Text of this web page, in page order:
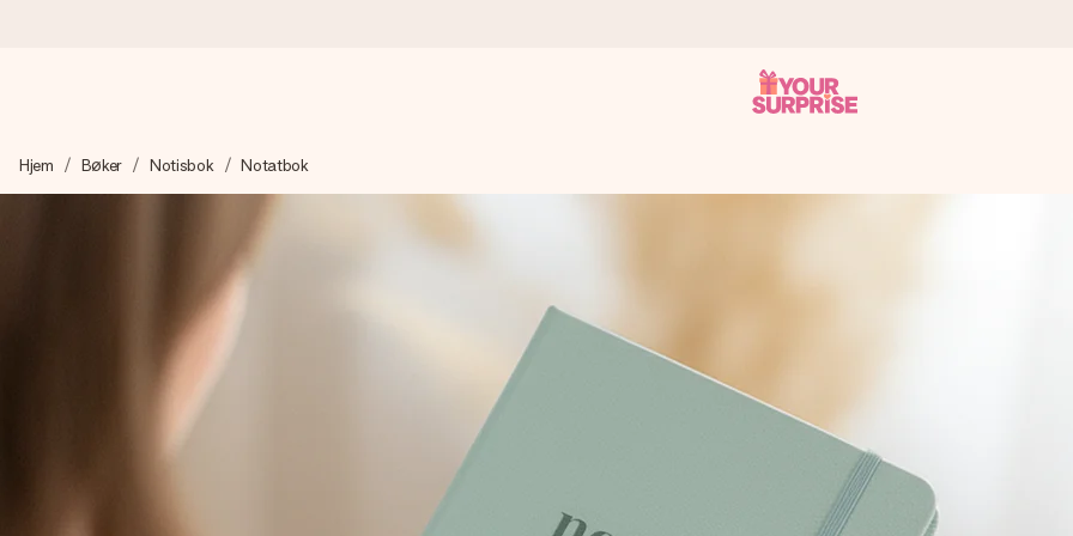
Vi lager dine gaver med omtanke og sender den avgårde så raskt som mulig - slik at du kan gi gaven i tide, når den betyr aller mest.
4,5 (basert på +15 000 anmeldelser)
Gavene våre inspirerer. Kundene gir oss 4,5 på Google Reviews.
Gratis kort med hilsen
Lag noe unikt med bare noen få steg - med hennes navn, et bilde av dere eller en beskjed som virkelig berører hjertet. Ikke noe
Hjem Bøker Notisbok Notatbok